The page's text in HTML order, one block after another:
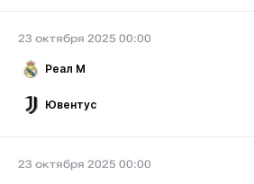
23 октября 2025 00:00
Реал М
Ювентус
23 октября 2025 00:00